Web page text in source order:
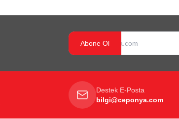
Abone Ol
Destek E-Posta
bilgi@ceponya.com